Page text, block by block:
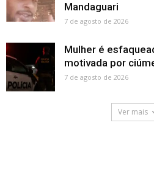
Mandaguari
7 de agosto de 2026
Mulher é
motivada por
7 de agosto de 2026
Ver mais